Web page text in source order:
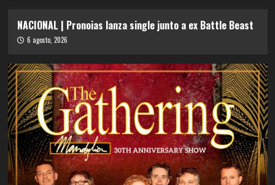
NACIONAL | Pronoias lanza single junto a ex Battle Beast
6 agosto, 2026